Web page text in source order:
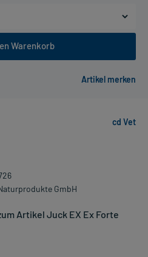
Warenkorb
cd Vet
GmbH
Artikel Juck EX Ex Forte